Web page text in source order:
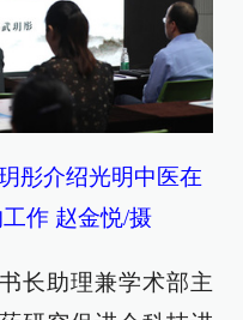
彤介绍光明中医在
作 赵金悦/摄
长助理兼学术部主